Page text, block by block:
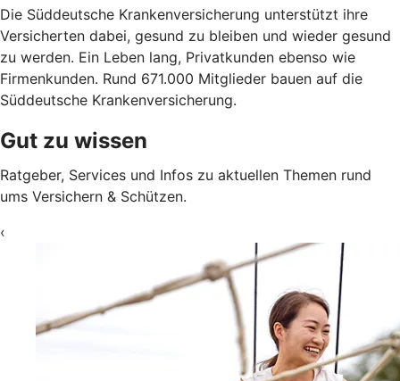
Die Süddeutsche Krankenversicherung unterstützt ihre
Versicherten dabei, gesund zu bleiben und wieder gesund
zu werden. Ein Leben lang, Privatkunden ebenso wie
Firmenkunden. Rund 671.000 Mitglieder bauen auf die
Süddeutsche Krankenversicherung.
Gut zu wissen
Ratgeber, Services und Infos zu aktuellen Themen rund
ums Versichern & Schützen.
‹